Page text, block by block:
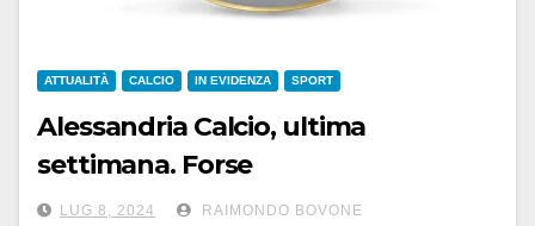
ATTUALITÀ CALCIO IN EVIDENZA SPORT
Alessandria Calcio, ultima
settimana. Forse
LUG 8, 2024 RAIMONDO BOVONE